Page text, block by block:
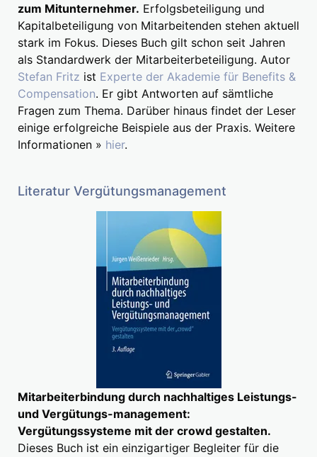
zum Mitunternehmer. Erfolgsbeteiligung und
Kapitalbeteiligung von Mitarbeitenden stehen aktuell
stark im Fokus. Dieses Buch gilt schon seit Jahren
als Standardwerk der Mitarbeiterbeteiligung. Autor
Stefan Fritz ist Experte der Akademie für Benefits &
Compensation. Er gibt Antworten auf sämtliche
Fragen zum Thema. Darüber hinaus findet der Leser
einige erfolgreiche Beispiele aus der Praxis. Weitere
Informationen » hier.
Literatur Vergütungsmanagement
Mitarbeiterbindung durch nachhaltiges Leistungs-
und Vergütungs-management:
Vergütungssysteme mit der crowd gestalten.
Dieses Buch ist ein einzigartiger Begleiter für die